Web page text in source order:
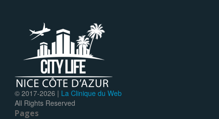
© 2017-2026 | La Clinique du Web
All Rights Reserved
Pages